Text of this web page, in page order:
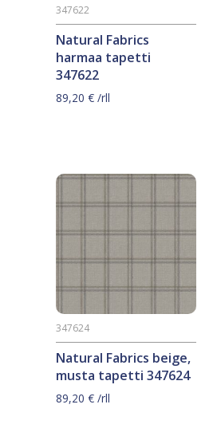
Natural Fabrics
harmaa tapetti
347622
347622
89,20 € /rll
Natural Fabrics beige,
musta tapetti 347624
347624
89,20 € /rll